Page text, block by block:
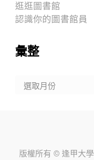
逛逛圖書館
認識你的圖書館員
彙整
版權所有 © 逢甲大學